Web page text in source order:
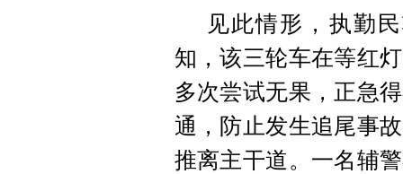
见此情形，执勤
知，该三轮车在等红
多次尝试无果，正急
通，防止发生追尾事
推离主干道。一名辅